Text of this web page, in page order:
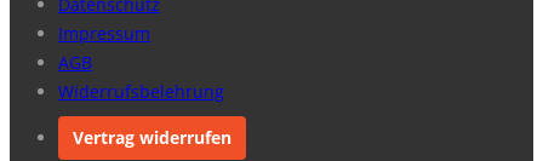
Datenschutz
Impressum
AGB
Widerrufsbelehrung
Vertrag widerrufen